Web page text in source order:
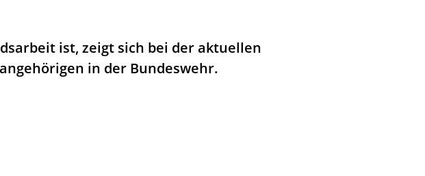
ist, zeigt sich bei der aktuellen
in der Bundeswehr.